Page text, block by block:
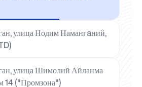
улица Нодим Намангaний,
улица Шимолий Айланма
14 ("Промзона")